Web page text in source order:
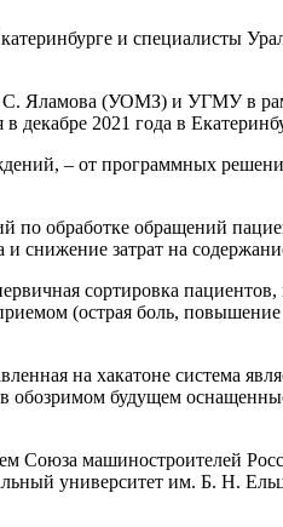
и специалисты
Яламова (УОМЗ) и УГМУ в
декабре 2021 года в
– от программных
обработке обращений
снижение затрат на
сортировка
(острая боль,
на хакатоне система
будущем
Союза машиностроителей
университет им. Б. Н.